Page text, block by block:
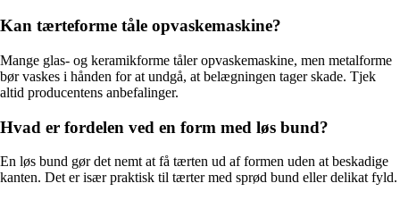
Kan tærteforme tåle opvaskemaskine?
Mange glas- og keramikforme tåler opvaskemaskine, men metalforme
bør vaskes i hånden for at undgå, at belægningen tager skade. Tjek
altid producentens anbefalinger.
Hvad er fordelen ved en form med løs bund?
En løs bund gør det nemt at få tærten ud af formen uden at beskadige
kanten. Det er især praktisk til tærter med sprød bund eller delikat fyld.